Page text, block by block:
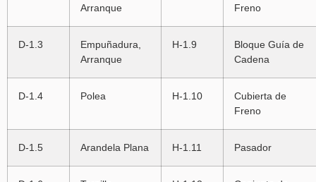
Arranque
Freno
D-1.3
Empuñadura,
Arranque
H-1.9
Bloque Guía de
Cadena
D-1.4 Polea H-1.10
Cubierta de
Freno
D-1.5 Arandela Plana H-1.11 Pasador